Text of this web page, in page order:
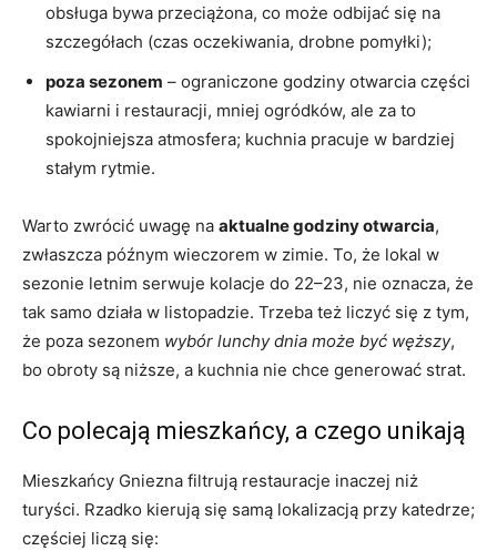
obsługa bywa przeciążona, co może odbijać się na
szczegółach (czas oczekiwania, drobne pomyłki);
poza sezonem – ograniczone godziny otwarcia części
kawiarni i restauracji, mniej ogródków, ale za to
spokojniejsza atmosfera; kuchnia pracuje w bardziej
stałym rytmie.
Warto zwrócić uwagę na aktualne godziny otwarcia,
zwłaszcza późnym wieczorem w zimie. To, że lokal w
sezonie letnim serwuje kolacje do 22–23, nie oznacza, że
tak samo działa w listopadzie. Trzeba też liczyć się z tym,
że poza sezonem wybór lunchy dnia może być węższy,
bo obroty są niższe, a kuchnia nie chce generować strat.
Co polecają mieszkańcy, a czego unikają
Mieszkańcy Gniezna filtrują restauracje inaczej niż
turyści. Rzadko kierują się samą lokalizacją przy katedrze;
częściej liczą się: